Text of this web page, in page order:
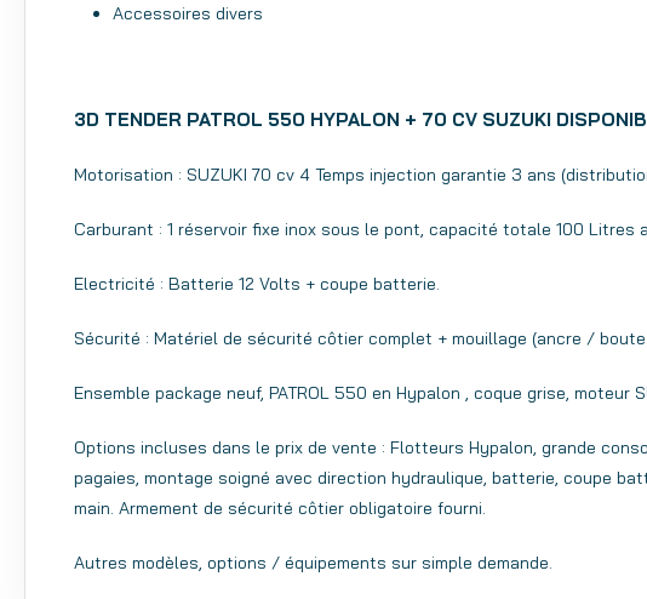
Accessoires divers
3D TENDER PATROL 550 HYPALON + 70 CV SUZUKI
Motorisation : SUZUKI 70 cv 4 Temps injection garantie 3 ans
Carburant : 1 réservoir fixe inox sous le pont, capacité totale 100 Litres
Electricité : Batterie 12 Volts + coupe batterie.
Sécurité : Matériel de sécurité côtier complet + mouillage (ancre /
Ensemble package neuf, PATROL 550 en Hypalon , coque grise, moteur
Options incluses dans le prix de vente : Flotteurs Hypalon, grande
pagaies, montage soigné avec direction hydraulique, batterie, coupe
main. Armement de sécurité côtier obligatoire fourni.
Autres modèles, options / équipements sur simple demande.